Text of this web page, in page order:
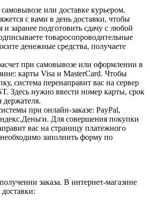
или доставке курьером.
с вами в день доставки, чтобы
и заранее подготовить сдачу с любой
товаросопроводительные
денежные средства, получаете
при самовывозе или оформлении в
карты Visa и MasterCard. Чтобы
система перенаправит вас на сервер
Здесь нужно ввести номер карты, срок
держателя.
при онлайн-заказе: PayPal,
Для совершения покупки
вас на страницу платежного
необходимо заполнить форму по
заказа. В интернет-магазине